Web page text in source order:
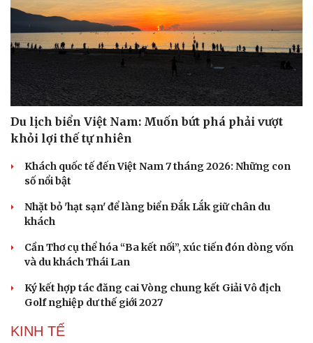
Du lịch biển Việt Nam: Muốn bứt phá phải vượt
khỏi lợi thế tự nhiên
Khách quốc tế đến Việt Nam 7 tháng 2026: Những con
số nổi bật
Nhặt bỏ 'hạt sạn' để làng biển Đắk Lắk giữ chân du
khách
Cần Thơ cụ thể hóa “Ba kết nối”, xúc tiến đón dòng vốn
và du khách Thái Lan
Ký kết hợp tác đăng cai Vòng chung kết Giải Vô địch
Golf nghiệp dư thế giới 2027
KINH TẾ